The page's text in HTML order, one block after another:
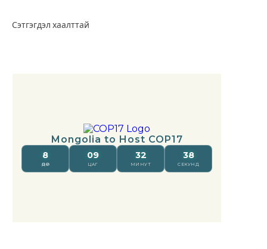
Сэтгэгдэл хаалттай